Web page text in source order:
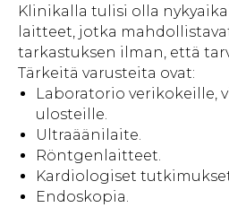
Klinikalla tulisi olla
laitteet, jotka
tarkastuksen ilman, että
Tärkeitä varusteita ovat:
Laboratorio verikokeille,
ulosteille.
Ultraäänilaite.
Röntgenlaitteet.
Kardiologiset
Endoskopia.